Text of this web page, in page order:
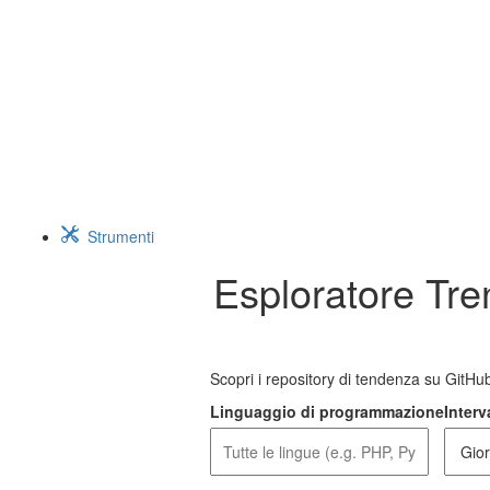
Strumenti
Esploratore
Scopri i repository di tendenza su
Linguaggio di programmazione